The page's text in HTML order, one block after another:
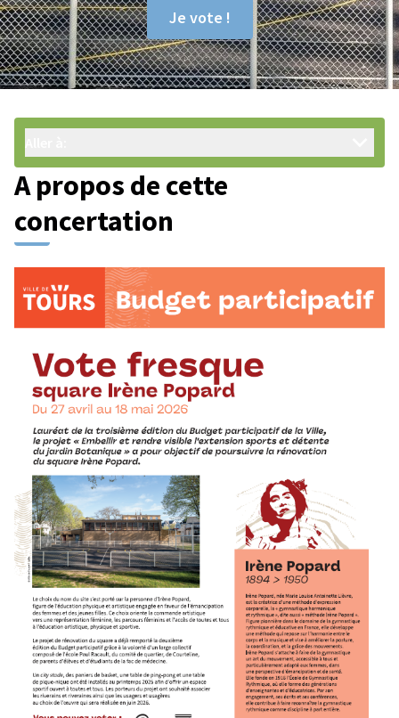
Je vote !
A propos de cette
concertation